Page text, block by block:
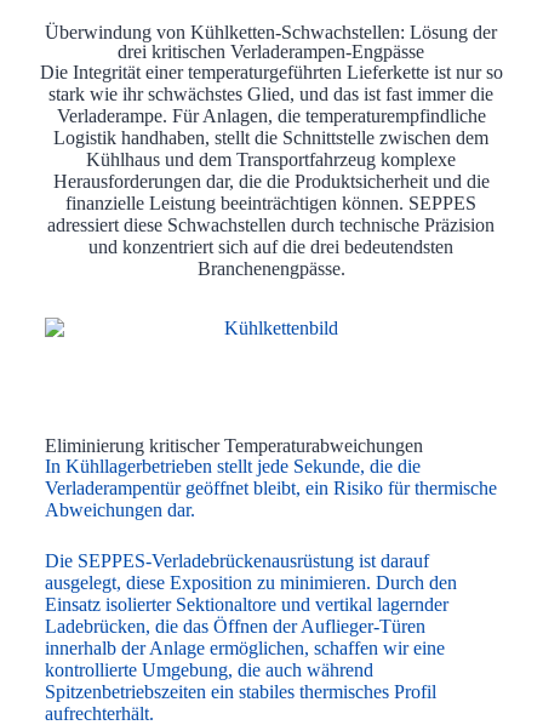
Überwindung von Kühlketten-Schwachstellen: Lösung der
drei kritischen Verladerampen-Engpässe
Die Integrität einer temperaturgeführten Lieferkette ist nur so
stark wie ihr schwächstes Glied, und das ist fast immer die
Verladerampe. Für Anlagen, die temperaturempfindliche
Logistik handhaben, stellt die Schnittstelle zwischen dem
Kühlhaus und dem Transportfahrzeug komplexe
Herausforderungen dar, die die Produktsicherheit und die
finanzielle Leistung beeinträchtigen können. SEPPES
adressiert diese Schwachstellen durch technische Präzision
und konzentriert sich auf die drei bedeutendsten
Branchenengpässe.
Eliminierung kritischer Temperaturabweichungen
In Kühllagerbetrieben stellt jede Sekunde, die die
Verladerampentür geöffnet bleibt, ein Risiko für thermische
Abweichungen dar.
Die SEPPES-Verladebrückenausrüstung ist darauf
ausgelegt, diese Exposition zu minimieren. Durch den
Einsatz isolierter Sektionaltore und vertikal lagernder
Ladebrücken, die das Öffnen der Auflieger-Türen
innerhalb der Anlage ermöglichen, schaffen wir eine
kontrollierte Umgebung, die auch während
Spitzenbetriebszeiten ein stabiles thermisches Profil
aufrechterhält.